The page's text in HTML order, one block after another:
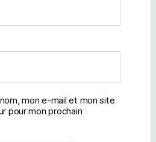
mon e-mail et mon site
pour mon prochain